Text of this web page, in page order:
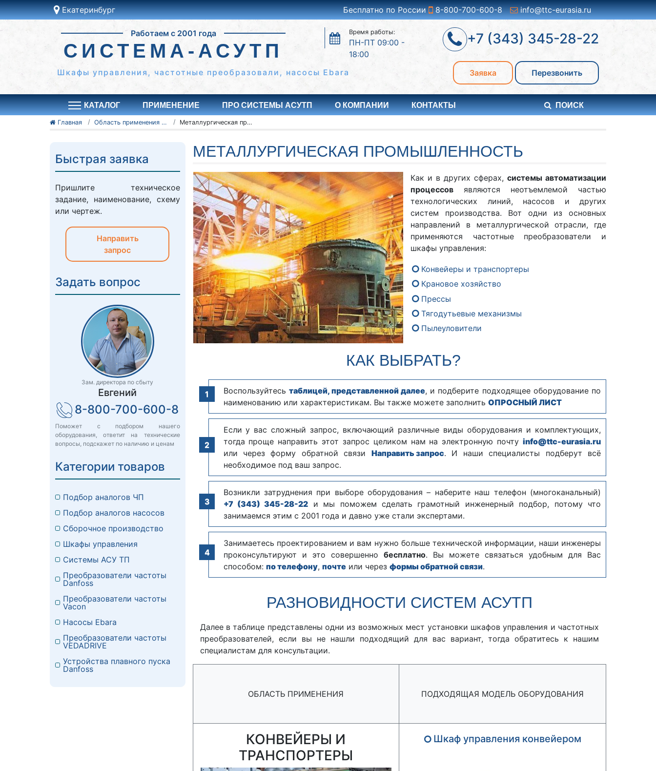
Екатеринбург Бесплатно по России 8-800-700-600-8 info@ttc-eurasia.ru
Работаем с 2001 года
СИСТЕМА-АСУТП
Время работы:
ПН-ПТ 09:00 -
18:00
Шкафы управления, частотные преобразовали, насосы Ebara
+7 (343) 345-28-22
Заявка Перезвонить
КАТАЛОГ ПРИМЕНЕНИЕ ПРО СИСТЕМЫ АСУТП О КОМПАНИИ КОНТАКТЫ ПОИСК
Главная Область применения систем АСУТП Металлургическая промышленность
МЕТАЛЛУРГИЧЕСКАЯ ПРОМЫШЛЕННОСТЬ
Как и в других сферах,системы автоматизации
процессов являются неотъемлемой частью
технологических линий, насосов и других
систем производства. Вот одни из основных
направлений в металлургической отрасли, где
применяются частотные преобразователи и
шкафы управления:
Конвейеры и транспортеры
Крановое хозяйство
Прессы
Тягодутьевые механизмы
Пылеуловители
КАК ВЫБРАТЬ?
Воспользуйтесь таблицей, представленной далее, и подберите подходящее оборудование по
наименованию или характеристикам. Вы также можете заполнить ОПРОСНЫЙ ЛИСТ
Если у вас сложный запрос, включающий различные виды оборудования и комплектующих,
тогда проще направить этот запрос целиком нам на электронную почту info@ttc-eurasia.ru
или через форму обратной связи Направить запрос. И наши специалисты подберут всё
необходимое под ваш запрос.
Возникли затруднения при выборе оборудования – наберите наш телефон (многоканальный)
+7 (343) 345-28-22 и мы поможем сделать грамотный инженерный подбор, потому что
занимаемся этим с 2001 года и давно уже стали экспертами.
Занимаетесь проектированием и вам нужно больше технической информации, наши инженеры
проконсультируют и это совершенно бесплатно. Вы можете связаться удобным для Вас
способом: по телефону, почтеили через формы обратной связи.
РАЗНОВИДНОСТИ СИСТЕМ АСУТП
Далее в таблице представлены одни из возможных мест установки шкафов управления и частотных
преобразователей, если вы не нашли подходящий для вас вариант, тогда обратитесь к нашим
специалистам для консультации.
ОБЛАСТЬ ПРИМЕНЕНИЯ ПОДХОДЯЩАЯ МОДЕЛЬ ОБОРУДОВАНИЯ
КОНВЕЙЕРЫ И
ТРАНСПОРТЕРЫ
Шкаф управления конвейером
Быстрая заявка
Пришлите техническое
задание, наименование, схему
или чертеж.
Направить
запрос
Задать вопрос
Зам. директора по сбыту
Евгений
8-800-700-600-8
Поможет с подбором нашего
оборудования, ответит на технические
вопросы, подскажет по наличию и ценам
Категории товаров
Подбор аналогов ЧП
Подбор аналогов насосов
Сборочное производство
Шкафы управления
Системы АСУ ТП
Преобразователи частоты
Danfoss
Преобразователи частоты
Vacon
Насосы Ebara
Преобразователи частоты
VEDADRIVE
Устройства плавного пуска
Danfoss